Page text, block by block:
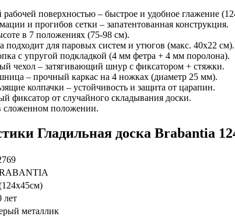
поверхностью – быстрое и удобное глажение
и прогибов сетки – запатентованная конструкция.
в 7 положениях (75-98 см).
подходит для паровых систем и утюгов (макс. 40x22 см).
с упругой подкладкой (4 мм фетра + 4 мм поролона).
чехол – затягивающий шнур с фиксатором + стяжки.
– прочный каркас на 4 ножках (диаметр 25 мм).
колпачки – устойчивость и защита от царапин.
фиксатор от случайного складывания доски.
сложенном положении.
Гладильная доска Brabantia
лет
металлик